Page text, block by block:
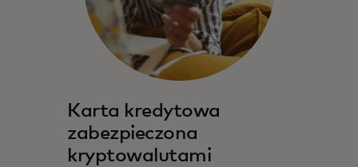
Karta kredytowa
zabezpieczona
kryptowalutami